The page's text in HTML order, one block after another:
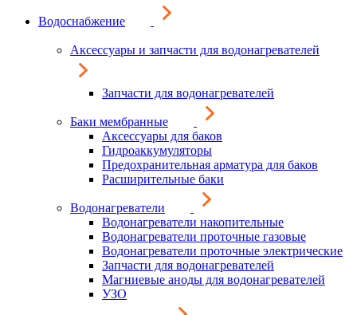
Водоснабжение
Аксессуары и запчасти для водонагревателей
Запчасти для водонагревателей
Баки мембранные
Аксессуары для баков
Гидроаккумуляторы
Предохранительная арматура для баков
Расширительные баки
Водонагреватели
Водонагреватели накопительные
Водонагреватели проточные газовые
Водонагреватели проточные электрические
Запчасти для водонагревателей
Магниевые аноды для водонагревателей
УЗО